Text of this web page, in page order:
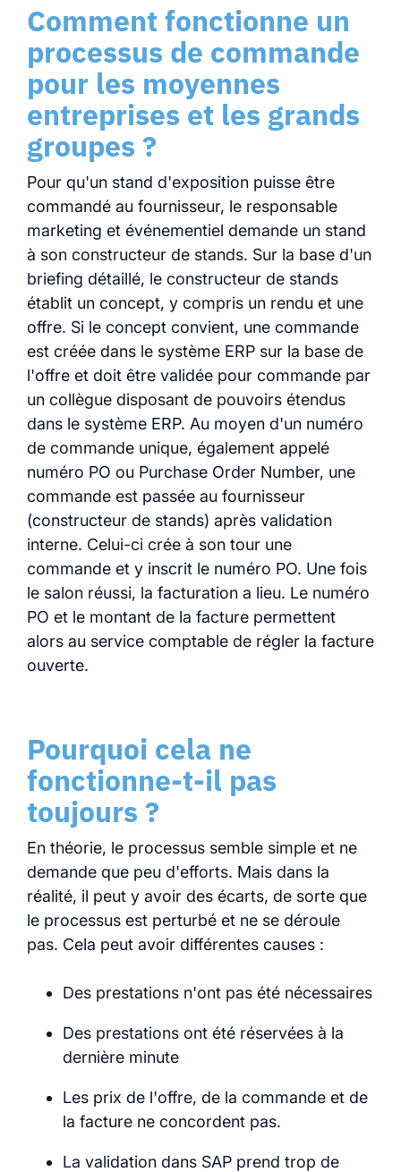
Comment fonctionne un
processus de commande
pour les moyennes
entreprises et les grands
groupes ?
Pour qu'un stand d'exposition puisse être
commandé au fournisseur, le responsable
marketing et événementiel demande un stand
à son constructeur de stands. Sur la base d'un
briefing détaillé, le constructeur de stands
établit un concept, y compris un rendu et une
offre. Si le concept convient, une commande
est créée dans le système ERP sur la base de
l'offre et doit être validée pour commande par
un collègue disposant de pouvoirs étendus
dans le système ERP. Au moyen d'un numéro
de commande unique, également appelé
numéro PO ou Purchase Order Number, une
commande est passée au fournisseur
(constructeur de stands) après validation
interne. Celui-ci crée à son tour une
commande et y inscrit le numéro PO. Une fois
le salon réussi, la facturation a lieu. Le numéro
PO et le montant de la facture permettent
alors au service comptable de régler la facture
ouverte.
Pourquoi cela ne
fonctionne-t-il pas
toujours ?
En théorie, le processus semble simple et ne
demande que peu d'efforts. Mais dans la
réalité, il peut y avoir des écarts, de sorte que
le processus est perturbé et ne se déroule
pas. Cela peut avoir différentes causes :
Des prestations n'ont pas été nécessaires
Des prestations ont été réservées à la
dernière minute
Les prix de l'offre, de la commande et de
la facture ne concordent pas.
La validation dans SAP prend trop de